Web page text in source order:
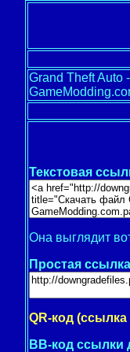
Grand Theft Auto
Текстовая
Она выглядит
Простая
QR-код
BB-код